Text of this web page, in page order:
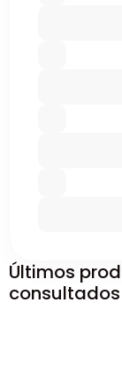
Últimos
consultados